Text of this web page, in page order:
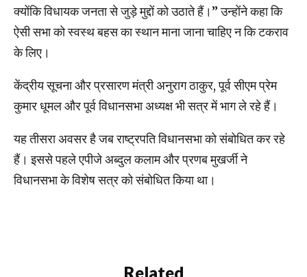
क्योंकि विधायक जनता से जुड़े मुद्दों को उठाते हैं।” उन्होंने कहा कि
ऐसी सभा को स्वस्थ बहस का स्थान माना जाना चाहिए न कि टकराव
के लिए।
केंद्रीय सूचना और प्रसारण मंत्री अनुराग ठाकुर, पूर्व सीएम प्रेम
कुमार धूमल और पूर्व विधानसभा अध्यक्ष भी सत्र में भाग ले रहे हैं।
यह तीसरा अवसर है जब राष्ट्रपति विधानसभा को संबोधित कर रहे
हैं। इससे पहले एपीजे अब्दुल कलाम और प्रणब मुखर्जी ने
विधानसभा के विशेष सत्र को संबोधित किया था।
Related